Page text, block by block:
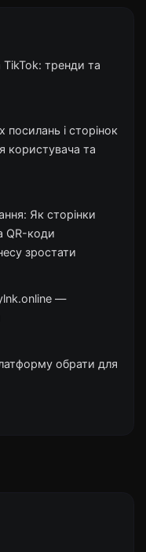
тренди та
і сторінок
користувача та
Як сторінки
QR-коди
зростати
—
обрати для